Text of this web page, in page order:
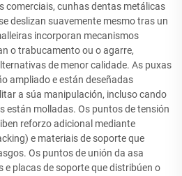
comerciais, cunhas dentas metálicas
deslizan suavemente mesmo tras un
incorporan mecanismos
o trabucamento ou o agarre,
de menor calidade. As puxas
ampliado e están deseñadas
a súa manipulación, incluso cando
están molladas. Os puntos de tensión
reforzo adicional mediante
e materiais de soporte que
Os puntos de unión da asa
e placas de soporte que distribúen o